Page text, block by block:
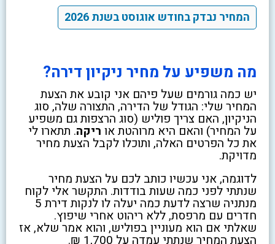
המחיר נבדק בחודש אוגוסט בשנת 2026
מה משפיע על מחיר ניקיון דירה?
יש כמה גורמים שעל פיהם אני קובע את הצעת
המחיר שלי: הגודל של הדירה, התצורה שלה, סוג
הניקיון, האם צריך פוליש (סוג הרצפות גם משפיע
על המחיר) והאם היא מרוהטת או ריקה. תתארו לי
את כל הפרטים האלה, ותוכלו לקבל הצעת מחיר
מדויקת.
לדוגמה, אני עכשיו כותב לכם על הצעת מחיר
שנתתי לפני כמה שעות בודדות. התקשר אלי לקוח
מנתניה שרצה לדעת כמה יעלה לו לנקות דירת 5
חדרים עם מרפסת, ללא ריהוט אחרי שיפוץ.
שאלתי אם הוא מעוניין בפוליש, והוא אמר שלא, אז
הצעת המחיר שנתתי עמדה על 1,700 ₪.